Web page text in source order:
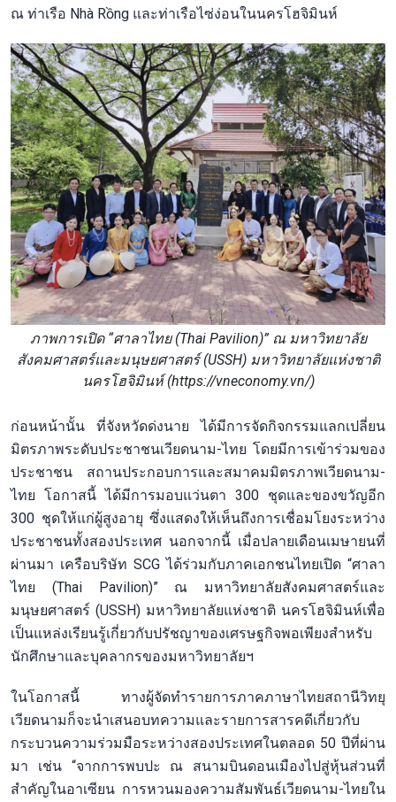
ณ ท่าเรือ Nhà Rồng และท่าเรือไซ่ง่อนในนครโฮจิมินห์
ภาพการเปิด “ศาลาไทย (Thai Pavilion)” ณ มหาวิทยาลัย
สังคมศาสตร์และมนุษยศาสตร์ (USSH) มหาวิทยาลัยแห่งชาติ
นครโฮจิมินห์ (https://vneconomy.vn/)
ก่อนหน้านั้น ที่จังหวัดด่งนาย ได้มีการจัดกิจกรรมแลกเปลี่ยน
มิตรภาพระดับประชาชนเวียดนาม-ไทย โดยมีการเข้าร่วมของ
ประชาชน สถานประกอบการและสมาคมมิตรภาพเวียดนาม-
ไทย โอกาสนี้ ได้มีการมอบแว่นตา 300 ชุดและของขวัญอีก
300 ชุดให้แก่ผู้สูงอายุ ซึ่งแสดงให้เห็นถึงการเชื่อมโยงระหว่าง
ประชาชนทั้งสองประเทศ นอกจากนี้ เมื่อปลายเดือนเมษายนที่
ผ่านมา เครือบริษัท SCG ได้ร่วมกับภาคเอกชนไทยเปิด “ศาลา
ไทย (Thai Pavilion)” ณ มหาวิทยาลัยสังคมศาสตร์และ
มนุษยศาสตร์ (USSH) มหาวิทยาลัยแห่งชาติ นครโฮจิมินห์เพื่อ
เป็นแหล่งเรียนรู้เกี่ยวกับปรัชญาของเศรษฐกิจพอเพียงสำหรับ
นักศึกษาและบุคลากรของมหาวิทยาลัยฯ
ในโอกาสนี้ ทางผู้จัดทำรายการภาคภาษาไทยสถานีวิทยุ
เวียดนามก็จะนำเสนอบทความและรายการสารคดีเกี่ยวกับ
กระบวนความร่วมมือระหว่างสองประเทศในตลอด 50 ปีที่ผ่าน
มา เช่น “จากการพบปะ ณ สนามบินดอนเมืองไปสู่หุ้นส่วนที่
สำคัญในอาเซียน การหวนมองความสัมพันธ์เวียดนาม-ไทยใน